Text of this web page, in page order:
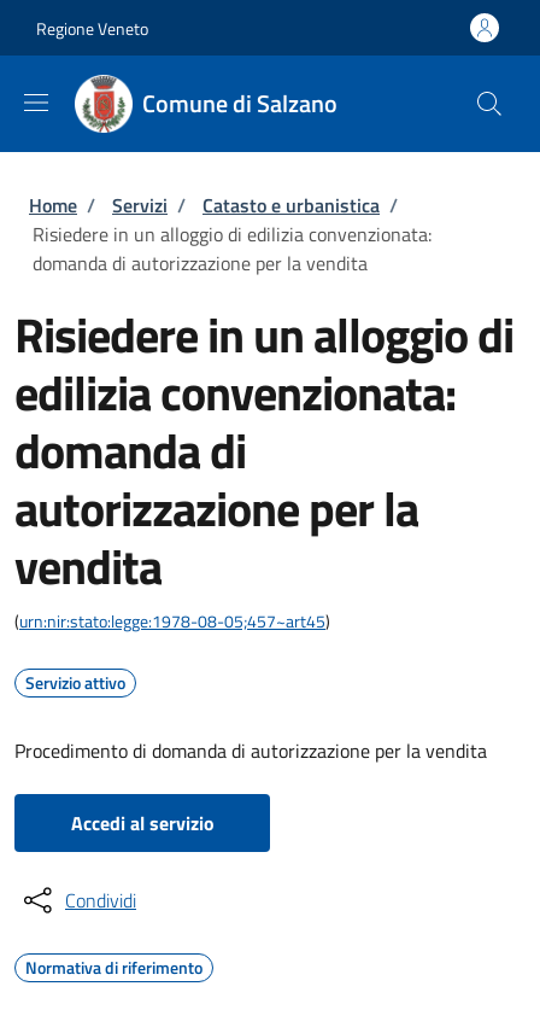
Regione Veneto
Comune di Salzano
Briciole di pane
Home / Servizi / Catasto e urbanistica /
Risiedere in un alloggio di edilizia convenzionata:
domanda di autorizzazione per la vendita
Risiedere in un alloggio di
edilizia convenzionata:
domanda di
autorizzazione per la
vendita
(urn:nir:stato:legge:1978-08-05;457~art45)
Servizio attivo
Procedimento di domanda di autorizzazione per la vendita
Accedi al servizio
Condividi
Normativa di riferimento